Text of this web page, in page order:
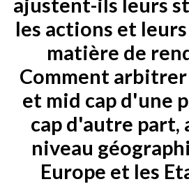
les actions et
matière de
Comment
et mid cap d'une
cap d'autre part,
niveau
Europe et les